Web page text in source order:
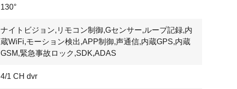
130°
ナイトビジョン,リモコン制御,Gセンサー,ループ記録,内
蔵WiFi,モーション検出,APP制御,声通信,内蔵GPS,内蔵
GSM,緊急事故ロック,SDK,ADAS
4/1 CH dvr